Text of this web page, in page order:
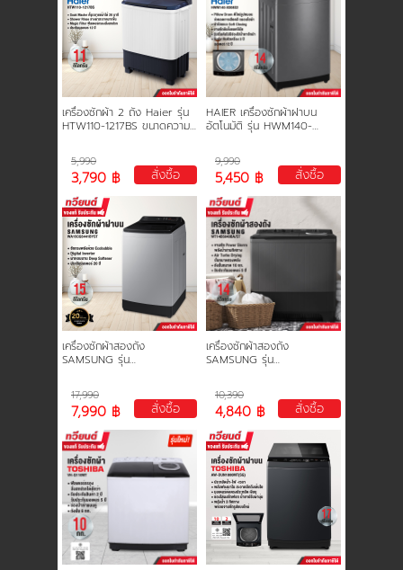
เครื่องซักผ้า 2 ถัง Haier รุ่น
HTW110-1217BS ขนาดความจุ
5,990
3,790 ฿ สั่งซื้อ
HAIER เครื่องซักผ้าฝาบน
อัตโนมัติ รุ่น HWM140-
ช่องใส่น้ำยาซักผ้า)
9,990
5,450 ฿ สั่งซื้อ
เครื่องซักผ้าสองถัง
SAMSUNG รุ่น
20 ปี
17,990
7,990 ฿ สั่งซื้อ
เครื่องซักผ้าสองถัง
SAMSUNG รุ่น
มอเตอร์ 5 ปี
10,390
4,840 ฿ สั่งซื้อ